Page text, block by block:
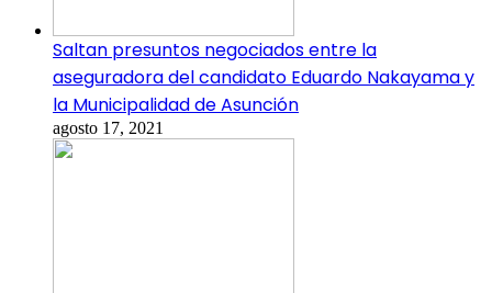
Saltan presuntos negociados entre la
aseguradora del candidato Eduardo Nakayama y
la Municipalidad de Asunción
agosto 17, 2021